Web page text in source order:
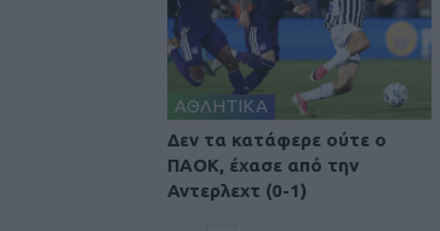
ΑΘΛΗΤΙΚΑ
Δεν τα κατάφερε ούτε ο
ΠΑΟΚ, έχασε από την
Αντερλεχτ (0-1)